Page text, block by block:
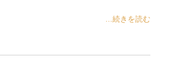
...続きを読む